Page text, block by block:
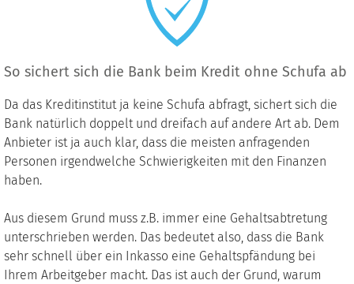
So sichert sich die Bank beim Kredit ohne Schufa ab
Da das Kreditinstitut ja keine Schufa abfragt, sichert sich die
Bank natürlich doppelt und dreifach auf andere Art ab. Dem
Anbieter ist ja auch klar, dass die meisten anfragenden
Personen irgendwelche Schwierigkeiten mit den Finanzen
haben.
Aus diesem Grund muss z.B. immer eine Gehaltsabtretung
unterschrieben werden. Das bedeutet also, dass die Bank
sehr schnell über ein Inkasso eine Gehaltspfändung bei
Ihrem Arbeitgeber macht. Das ist auch der Grund, warum